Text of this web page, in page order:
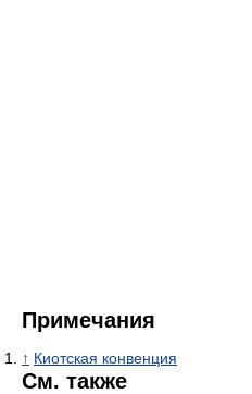
Примечания
↑ Киотская конвенция
См. также